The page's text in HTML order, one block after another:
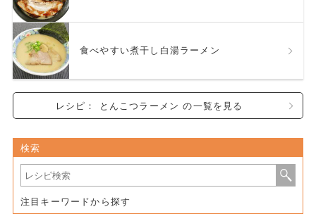
食べやすい煮干し白湯ラーメン
レシピ： とんこつラーメン の一覧を見る
検索
注目キーワードから探す